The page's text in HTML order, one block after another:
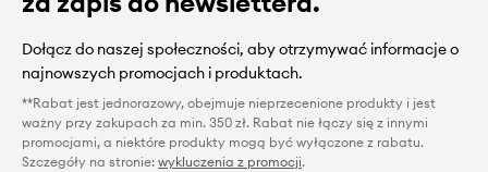
Dołącz do naszej społeczności, aby otrzymywać informacje o
najnowszych promocjach i produktach.
**Rabat jest jednorazowy, obejmuje nieprzecenione produkty i jest
ważny przy zakupach za min. 350 zł. Rabat nie łączy się z innymi
promocjami, a niektóre produkty mogą być wyłączone z rabatu.
Szczegóły na stronie: wykluczenia z promocji.